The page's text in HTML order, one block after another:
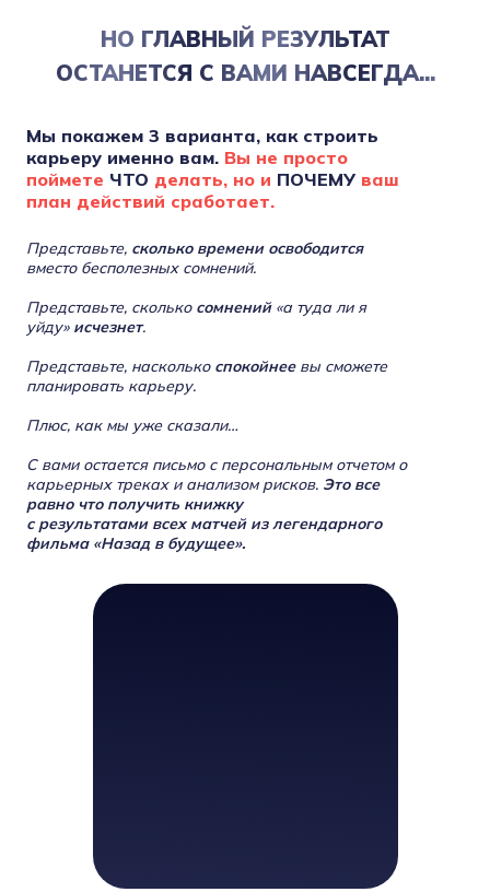
Представьте, сколько времени освободится
вместо бесполезных сомнений.
Представьте, сколько сомнений «а туда ли я
уйду» исчезнет.
Представьте, насколько спокойнее вы сможете
планировать карьеру.
Плюс, как мы уже сказали…
С вами остается письмо с персональным отчетом о
карьерных треках и анализом рисков. Это все
равно что получить книжку
с результатами всех матчей из легендарного
фильма «Назад в будущее».
Мы покажем 3 варианта, как строить
карьеру именно вам. Вы не просто
поймете ЧТО делать, но и ПОЧЕМУ ваш
план действий сработает.
НО ГЛАВНЫЙ РЕЗУЛЬТАТ
ОСТАНЕТСЯ С ВАМИ НАВСЕГДА...